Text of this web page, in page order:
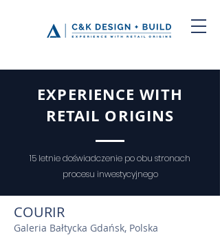
EXPERIENCE WITH
RETAIL ORIGINS
15 letnie doświadczenie po obu stronach
procesu inwestycyjnego
COURIR
Galeria Bałtycka Gdańsk, Polska